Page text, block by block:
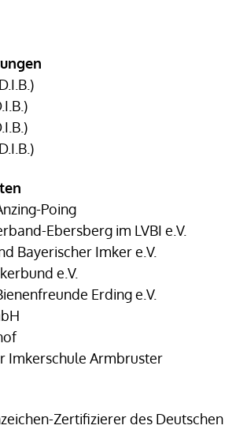
Poing
Ebersberg im LVBI e.V.
Bayerischer Imker e.V.
e.V.
Erding e.V.
Imkerschule Armbruster
Zertifizierer des Deutschen